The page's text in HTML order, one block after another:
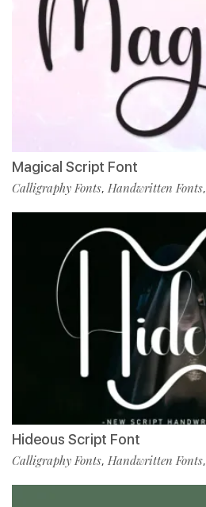
Magical Script Font
Calligraphy Fonts, Handwritten Fonts,
Hideous Script Font
Calligraphy Fonts, Handwritten Fonts,